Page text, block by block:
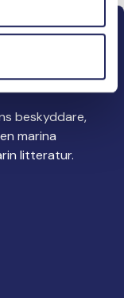
beskyddare,
marina
litteratur.